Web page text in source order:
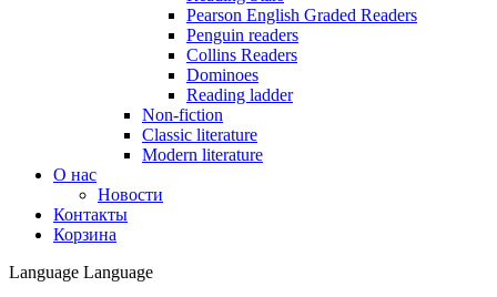
Pearson English Graded Readers
Penguin readers
Collins Readers
Dominoes
Reading ladder
Non-fiction
Classic literature
Modern literature
О нас
Новости
Контакты
Корзина
Language Language